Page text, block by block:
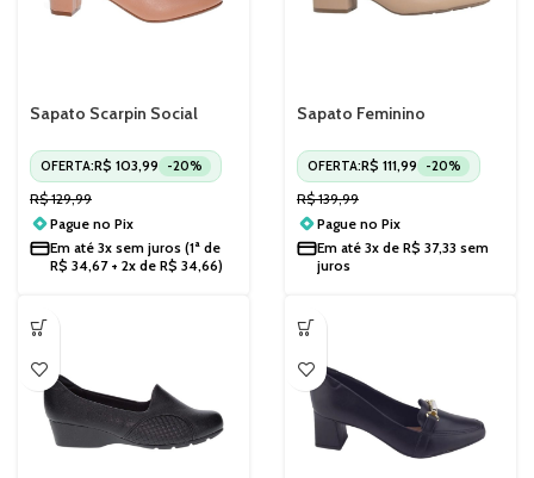
Sapato Scarpin Social
Baixo 4777409
OFERTA:R$ 103,99 -20%
R$129,99
Pague no Pix
Em até 3x sem juros (1ª de
R$ 34,67+ 2x de R$ 34,66)
Sapato Feminino
7340123
OFERTA:R$ 111,99 -20%
R$139,99
Pague no Pix
Em até 3x de R$ 37,33 sem
juros